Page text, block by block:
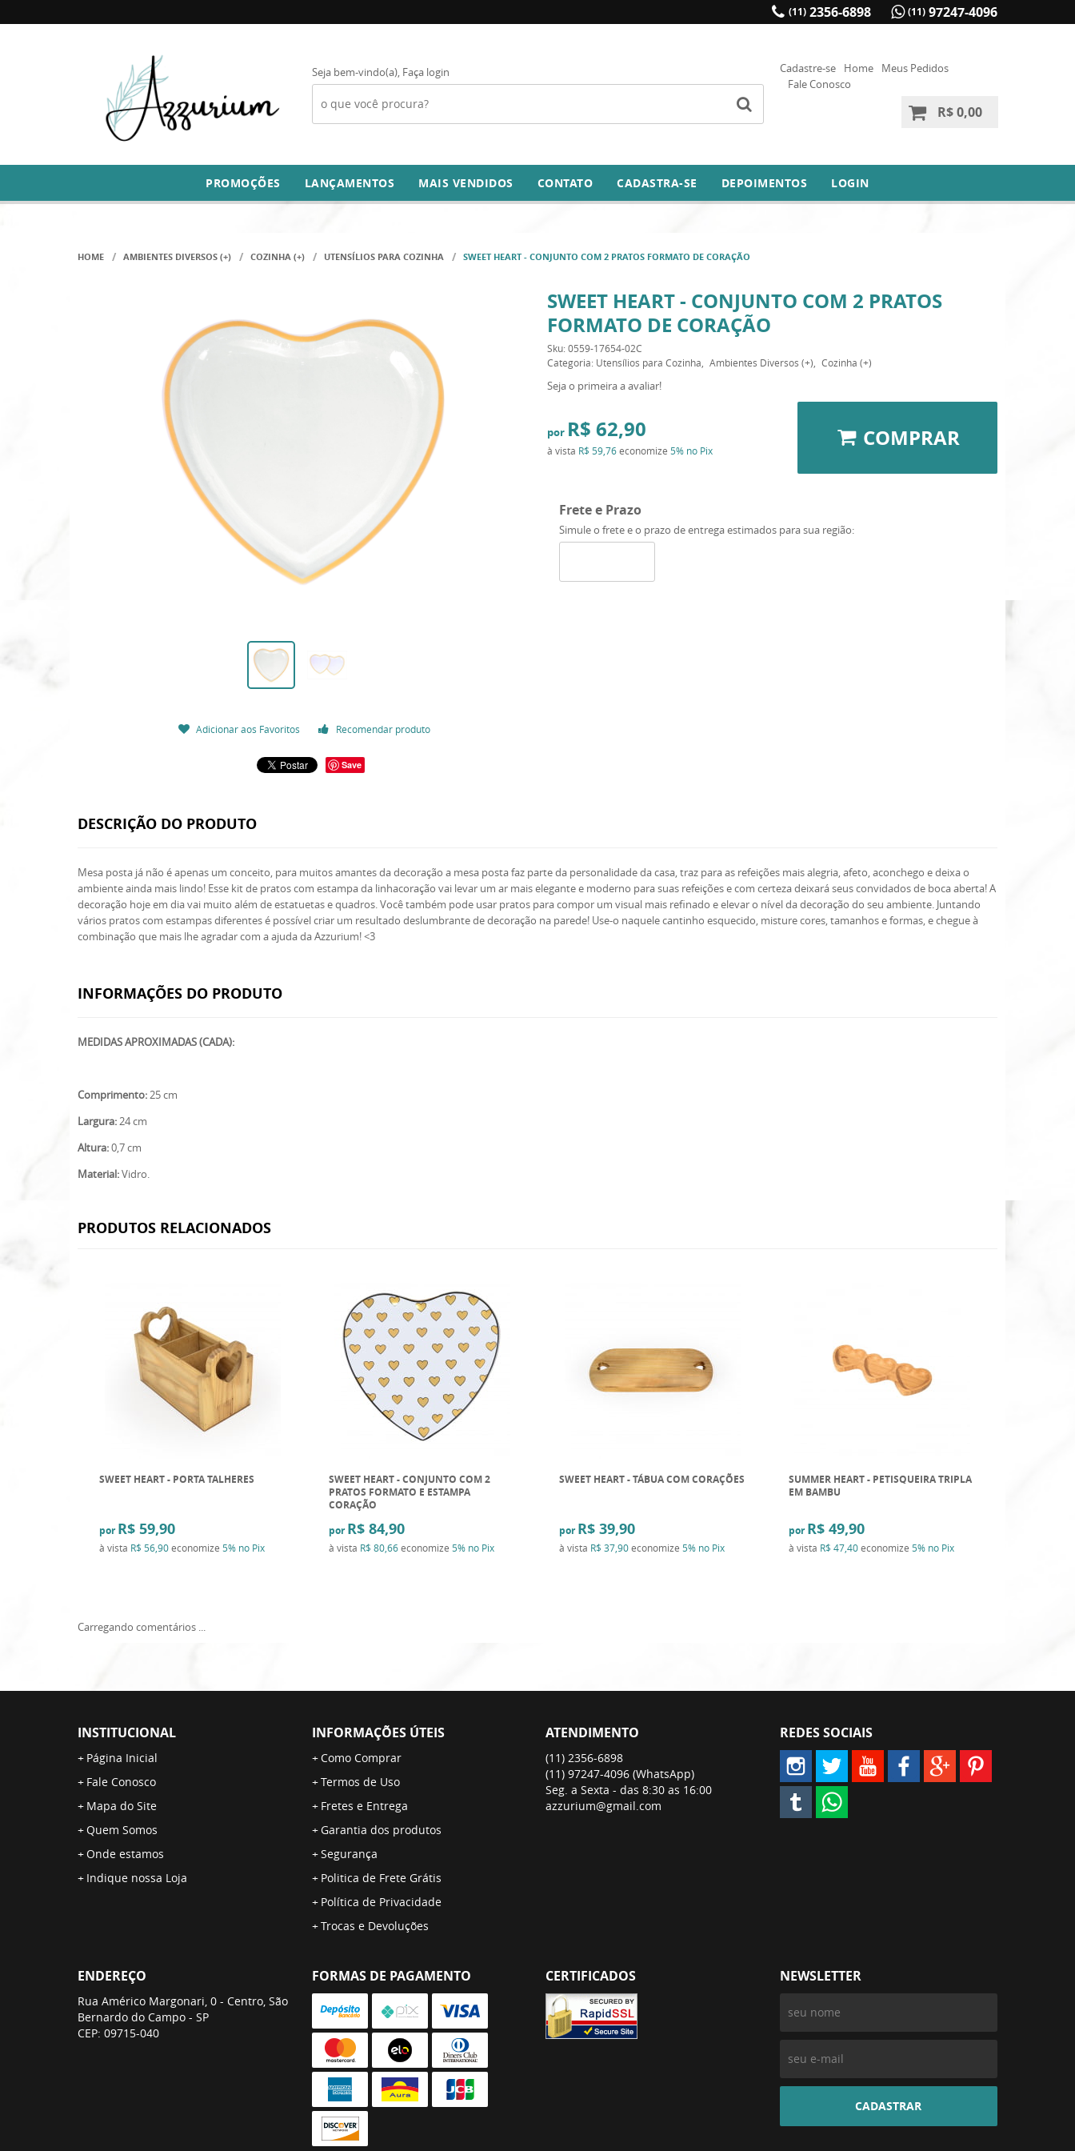
(11) 2356-6898 (11) 97247-4096
Seja bem-vindo(a), Faça login Cadastre-se Home
Meus Pedidos
Fale Conosco
R$ 0,00
PROMOÇÕES LANÇAMENTOS MAIS VENDIDOS CONTATO CADASTRA-SE DEPOIMENTOS LOGIN
HOME AMBIENTES DIVERSOS (+) COZINHA (+) UTENSÍLIOS PARA COZINHA SWEET HEART - CONJUNTO COM 2 PRATOS FORMATO DE CORAÇÃO
Adicionar aos Favoritos Recomendar produto
Save
SWEET HEART - CONJUNTO COM 2 PRATOS
FORMATO DE CORAÇÃO
Sku:0559-17654-02C
Categoria: Utensílios para Cozinha Ambientes Diversos (+) Cozinha (+)
Seja o primeira a avaliar!
por R$ 62,90
à vista R$ 59,76economize 5% no Pix COMPRAR
Frete e Prazo
Simule o frete e o prazo de entrega estimados para sua região:
DESCRIÇÃO DO PRODUTO
Mesa posta já não é apenas um conceito, para muitos amantes da decoração a mesa posta faz parte da personalidade da casa, traz para as refeições mais alegria, afeto, aconchego e deixa o
ambiente ainda mais lindo! Esse kit de pratos com estampa da linhacoração vai levar um ar mais elegante e moderno para suas refeições e com certeza deixará seus convidados de boca aberta! A
decoração hoje em dia vai muito além de estatuetas e quadros. Você também pode usar pratos para compor um visual mais refinado e elevar o nível da decoração do seu ambiente. Juntando
vários pratos com estampas diferentes é possível criar um resultado deslumbrante de decoração na parede! Use-o naquele cantinho esquecido, misture cores, tamanhos e formas, e chegue à
combinação que mais lhe agradar com a ajuda da Azzurium! <3
INFORMAÇÕES DO PRODUTO
MEDIDAS APROXIMADAS (CADA):
Comprimento:25 cm
Largura:24 cm
Altura:0,7 cm
Material:Vidro.
PRODUTOS RELACIONADOS
SWEET HEART - PORTA TALHERES
por R$ 59,90
à vista R$ 56,90economize 5% no Pix
SWEET HEART - CONJUNTO COM 2
PRATOS FORMATO E ESTAMPA
CORAÇÃO
por R$ 84,90
à vista R$ 80,66economize 5% no Pix
SWEET HEART - TÁBUA COM CORAÇÕES
por R$ 39,90
à vista R$ 37,90economize 5% no Pix
SUMMER HEART - PETISQUEIRA TRIPLA
EM BAMBU
por R$ 49,90
à vista R$ 47,40economize 5% no Pix
Carregando comentários ...
INSTITUCIONAL
Página Inicial
Fale Conosco
Mapa do Site
Quem Somos
Onde estamos
Indique nossa Loja
INFORMAÇÕES ÚTEIS
Como Comprar
Termos de Uso
Fretes e Entrega
Garantia dos produtos
Segurança
Politica de Frete Grátis
Política de Privacidade
Trocas e Devoluções
ATENDIMENTO
(11) 2356-6898
(11) 97247-4096 (WhatsApp)
Seg. a Sexta - das 8:30 as 16:00
azzurium@gmail.com
REDES SOCIAIS
ENDEREÇO
Rua Américo Margonari, 0 - Centro, São
Bernardo do Campo - SP
CEP: 09715-040
FORMAS DE PAGAMENTO CERTIFICADOS NEWSLETTER
CADASTRAR